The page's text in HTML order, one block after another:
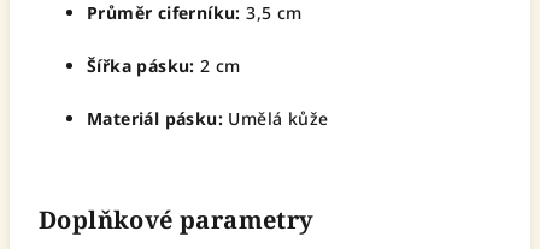
Průměr ciferníku: 3,5 cm
Šířka pásku: 2 cm
Materiál pásku: Umělá kůže
Doplňkové parametry